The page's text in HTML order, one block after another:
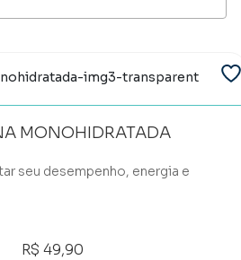
MONOHIDRATADA
desempenho, energia e
R$ 49,90